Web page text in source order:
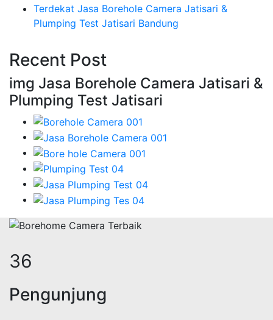
Terdekat Jasa Borehole Camera Jatisari &
Plumping Test Jatisari Bandung
Recent Post
img Jasa Borehole Camera Jatisari &
Plumping Test Jatisari
44
Pengunjung